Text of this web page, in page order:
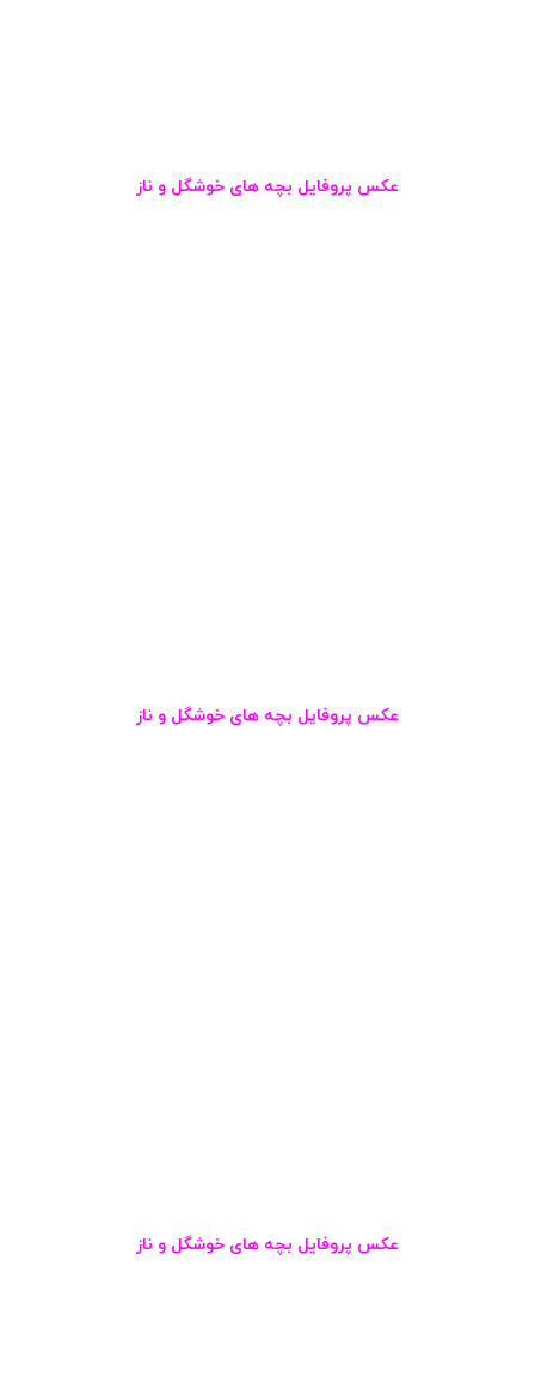
عکس پروفایل بچه های خوشگل و ناز
عکس پروفایل بچه های خوشگل و ناز
عکس پروفایل بچه های خوشگل و ناز